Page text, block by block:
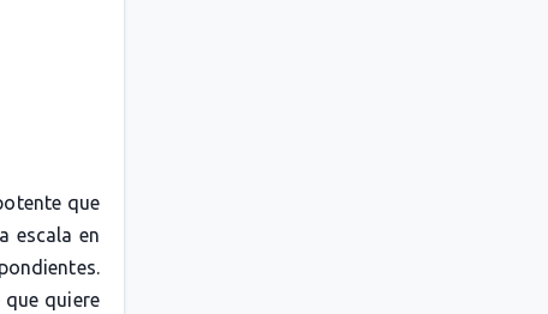
que
escala en
quiere